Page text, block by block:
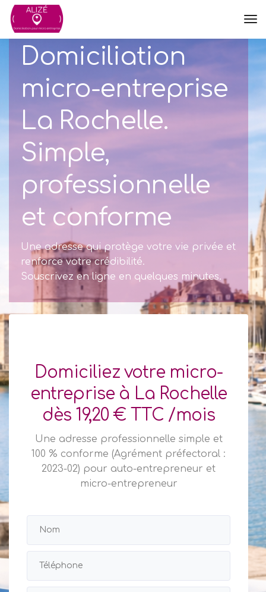
Domiciliation
micro-entreprise
La Rochelle.
Simple,
professionnelle
et conforme
Une adresse qui protège votre vie privée et
renforce votre crédibilité.
Souscrivez en ligne en quelques minutes.
Domiciliez votre micro-
entreprise à La Rochelle
dès 19,20 € TTC /mois
Une adresse professionnelle simple et
100 % conforme (Agrément préfectoral :
2023-02) pour auto-entrepreneur et
micro-entrepreneur